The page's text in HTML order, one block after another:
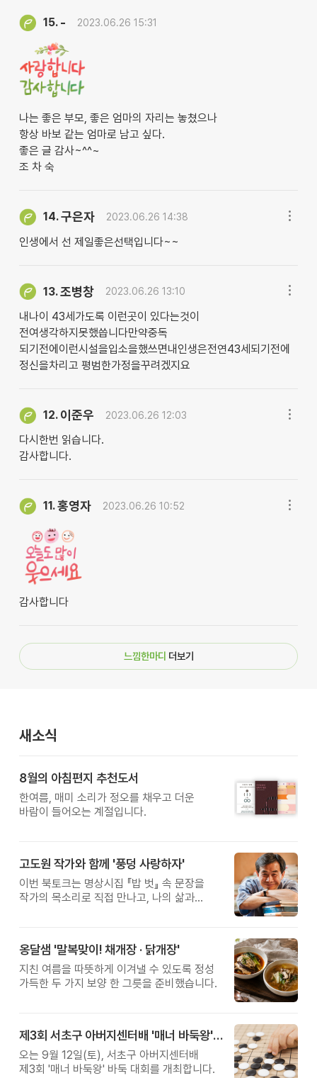
15. - 2023.06.26 15:31
나는 좋은 부모, 좋은 엄마의 자리는 놓쳤으나
항상 바보 같는 엄마로 남고 싶다.
좋은 글 감사~^^~
조 차 숙
14.구은자 2023.06.26 14:38
인생에서 선 제일좋은선택입니다~~
13.조병창 2023.06.26 13:10
내나이 43세가도록 이런곳이 있다는것이
전여생각하지못했씁니다만약중독
되기전에이런시설을입소을했쓰면내인생은전연43세되기전에
정신을차리고 평범한가정을꾸려겠지요
12. 이준우 2023.06.26 12:03
다시한번 읽습니다.
감사합니다.
11.홍영자 2023.06.26 10:52
감사합니다
느낌한마디 더보기
새소식
8월의 아침편지 추천도서
한여름, 매미 소리가 정오를 채우고 더운
바람이 들어오는 계절입니다.
고도원 작가와 함께 '풍덩 사랑하자'
이번 북토크는 명상시집 『밥 벗』 속 문장을
작가의 목소리로 직접 만나고, 나의 삶과
옹달샘 '말복맞이! 채개장 · 닭개장'
지친 여름을 따뜻하게 이겨낼 수 있도록 정성
가득한 두 가지 보양 한 그릇을 준비했습니다.
제3회 서초구 아버지센터배 '매너 바둑왕' 대회
오는 9월 12일(토), 서초구 아버지센터배
제3회 '매너 바둑왕' 바둑 대회를 개최합니다.